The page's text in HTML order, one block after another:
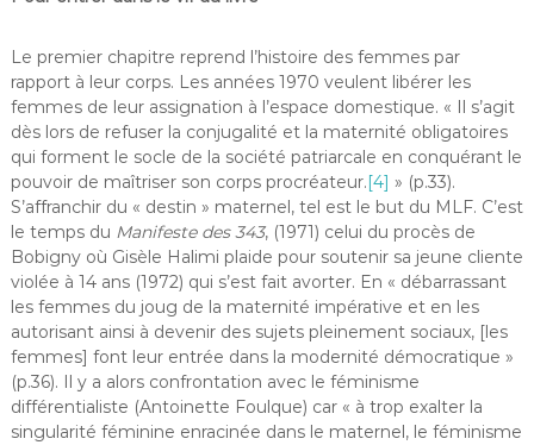
Le premier chapitre reprend l’histoire des femmes par
rapport à leur corps. Les années 1970 veulent libérer les
femmes de leur assignation à l’espace domestique. « Il s’agit
dès lors de refuser la conjugalité et la maternité obligatoires
qui forment le socle de la société patriarcale en conquérant le
pouvoir de maîtriser son corps procréateur.[4] » (p.33).
S’affranchir du « destin » maternel, tel est le but du MLF. C’est
le temps du Manifeste des 343, (1971) celui du procès de
Bobigny où Gisèle Halimi plaide pour soutenir sa jeune cliente
violée à 14 ans (1972) qui s’est fait avorter. En « débarrassant
les femmes du joug de la maternité impérative et en les
autorisant ainsi à devenir des sujets pleinement sociaux, [les
femmes] font leur entrée dans la modernité démocratique »
(p.36). Il y a alors confrontation avec le féminisme
différentialiste (Antoinette Foulque) car « à trop exalter la
singularité féminine enracinée dans le maternel, le féminisme